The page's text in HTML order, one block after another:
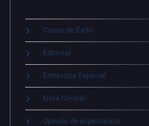
Casos de Éxito
Editorial
Entrevista Especial
Nota Central
Opinião de especialista